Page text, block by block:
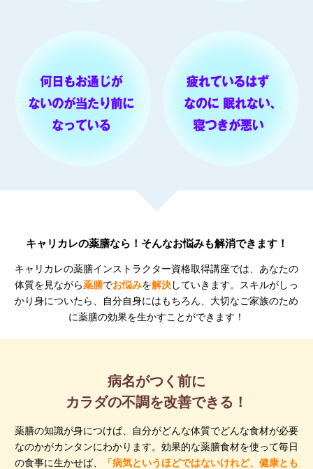
キャリカレの薬膳なら！そんなお悩みも解消できます！
キャリカレの薬膳インストラクター資格取得講座では、あなたの
体質を見ながら薬膳でお悩みを解決していきます。スキルがしっ
かり身についたら、自分自身にはもちろん、大切なご家族のため
に薬膳の効果を生かすことができます！
病名がつく前に
カラダの不調を改善できる！
薬膳の知識が身につけば、自分がどんな体質でどんな食材が必要
なのかがカンタンにわかります。効果的な薬膳食材を使って毎日
の食事に生かせば、
「病気というほどではないけれど、健康とも